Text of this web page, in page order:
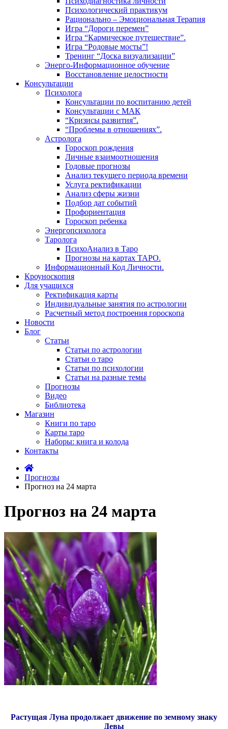
Психологический практикум
Рационально – Эмоциональная Терапия
Игра “Дороги перемен”
Игра “Кармическое путешествие”.
Игра “Родовые мосты”!
Тренинг “Доска визуализации”
Энерго-Информационное обучение
Восстановление целостности
Консультации
Психолога
Консультации по воспитанию детей
Консультации с МАК
“Кризисы развития”.
“Проблемы в отношениях”.
Астролога
Гороскоп рождения
Личные взаимоотношения
Годовые прогнозы
Анализ текущего периода времени
Услуга ректификации
Анализ сферы жизни
Подбор дат событий
Профориентация
Гороскоп ребенка
Энергопсихолога
Таролога
ПсихоАнализ в Таро
Прогнозы на картах ТАРО.
Информационный Код Личности.
Кроуноскопия
Для учащихся
Ректификация карты
Индивидуальные занятия по астрологии
Расчетный метод построения гороскопа
Новости
Блог
Статьи
Статьи по астрологии
Статьи о таро
Статьи по психологии
Статьи на разные темы
Прогнозы
Видео
Библиотека
Магазин
Книги по таро
Карты таро
Наборы: книга и колода
Контакты
Прогнозы
Прогноз на 24 марта
Прогноз на 24 марта
Растущая Луна продолжает движение по земному знаку
Девы